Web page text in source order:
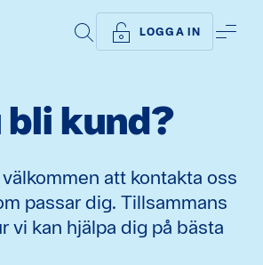
SÖK LOGGA IN
bli kund?
att kontakta oss
passar dig. Tillsammans
vi kan hjälpa dig på bästa